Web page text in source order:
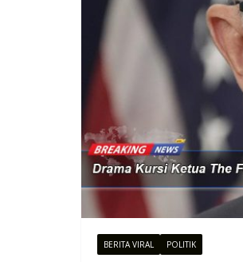
BERITA VIRAL POLITIK